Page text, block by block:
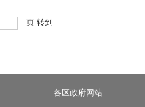
页 转到
各区政府网站